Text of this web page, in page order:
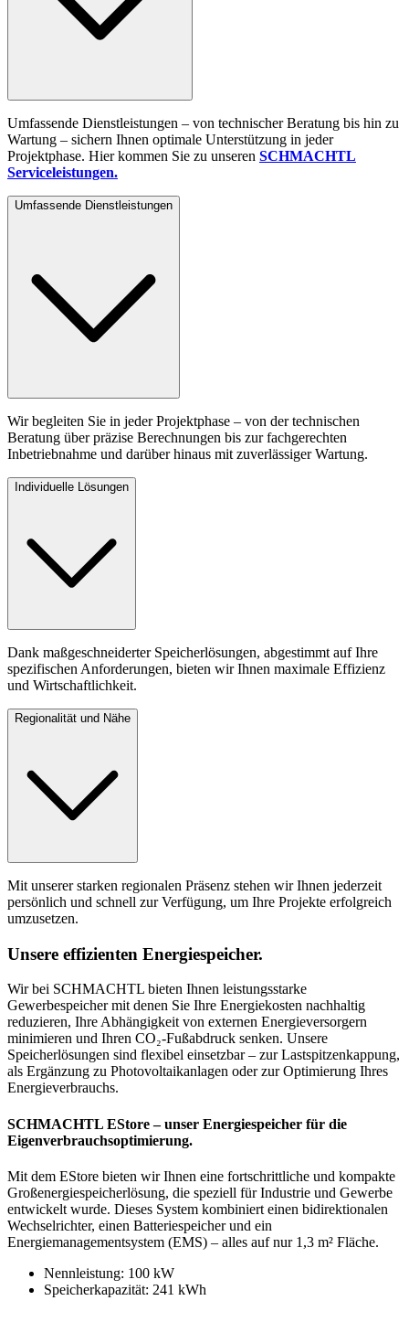
Umfassende Dienstleistungen – von technischer Beratung bis hin zu
Wartung – sichern Ihnen optimale Unterstützung in jeder
Projektphase. Hier kommen Sie zu unseren SCHMACHTL
Serviceleistungen.
Umfassende Dienstleistungen
Wir begleiten Sie in jeder Projektphase – von der technischen
Beratung über präzise Berechnungen bis zur fachgerechten
Inbetriebnahme und darüber hinaus mit zuverlässiger Wartung.
Individuelle Lösungen
Dank maßgeschneiderter Speicherlösungen, abgestimmt auf Ihre
spezifischen Anforderungen, bieten wir Ihnen maximale Effizienz
und Wirtschaftlichkeit.
Regionalität und Nähe
Mit unserer starken regionalen Präsenz stehen wir Ihnen jederzeit
persönlich und schnell zur Verfügung, um Ihre Projekte erfolgreich
umzusetzen.
Unsere effizienten Energiespeicher.
Wir bei SCHMACHTL bieten Ihnen leistungsstarke
Gewerbespeicher mit denen Sie Ihre Energiekosten nachhaltig
reduzieren, Ihre Abhängigkeit von externen Energieversorgern
minimieren und Ihren CO₂-Fußabdruck senken. Unsere
Speicherlösungen sind flexibel einsetzbar – zur Lastspitzenkappung,
als Ergänzung zu Photovoltaikanlagen oder zur Optimierung Ihres
Energieverbrauchs.
SCHMACHTL EStore– unser Energiespeicher für die
Eigenverbrauchsoptimierung.
Mit dem EStore bieten wir Ihnen eine fortschrittliche und kompakte
Großenergiespeicherlösung, die speziell für Industrie und Gewerbe
entwickelt wurde. Dieses System kombiniert einen bidirektionalen
Wechselrichter, einen Batteriespeicher und ein
Energiemanagementsystem (EMS) – alles auf nur 1,3 m² Fläche.
Nennleistung: 100 kW
Speicherkapazität: 241 kWh